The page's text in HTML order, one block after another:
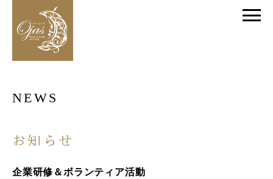
NEWS
お知らせ
企業研修＆ボランティア活動